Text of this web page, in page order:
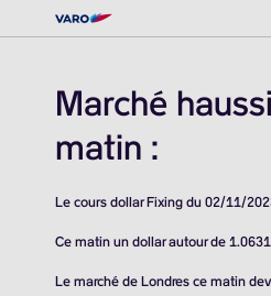
Marché
matin :
Le cours dollar Fixing du 02/11/
Ce matin un dollar autour de
Le marché de Londres ce matin